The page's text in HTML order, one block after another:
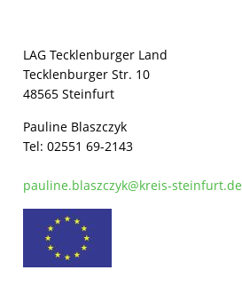
LAG Tecklenburger Land
Tecklenburger Str. 10
48565 Steinfurt
Pauline Blaszczyk
Tel: 02551 69-2143
pauline.blaszczyk@kreis-steinfurt.de